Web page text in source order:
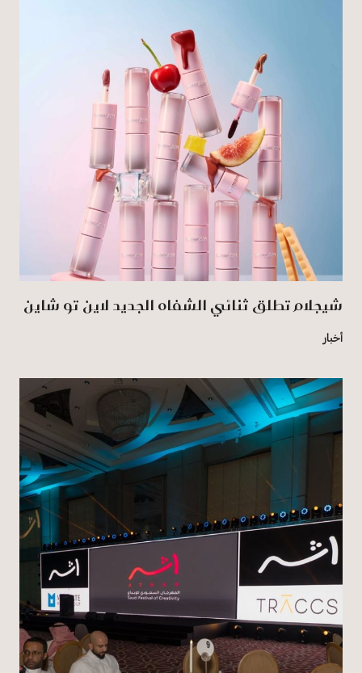
شيجلام تطلق ثنائي الشفاه الجديد لاين تو شاين
أخبار